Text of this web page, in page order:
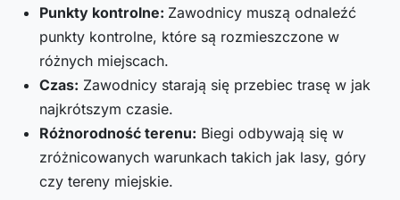
Punkty kontrolne: Zawodnicy muszą odnaleźć
punkty kontrolne, które są rozmieszczone w
różnych miejscach.
Czas: Zawodnicy starają się przebiec trasę w jak
najkrótszym czasie.
Różnorodność terenu: Biegi odbywają się w
zróżnicowanych warunkach takich jak lasy, góry
czy tereny miejskie.